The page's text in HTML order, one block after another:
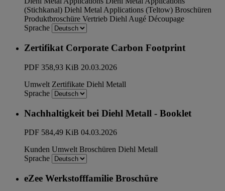
(Stichkanal) Diehl Metal Applications (Teltow) Broschüren
Produktbroschüre Vertrieb Diehl Augé Découpage
Sprache
Zertifikat Corporate Carbon Footprint
PDF 358,93 KiB 20.03.2026
Umwelt Zertifikate Diehl Metall
Sprache
Nachhaltigkeit bei Diehl Metall - Booklet
PDF 584,49 KiB 04.03.2026
Kunden Umwelt Broschüren Diehl Metall
Sprache
eZee Werkstofffamilie Broschüre